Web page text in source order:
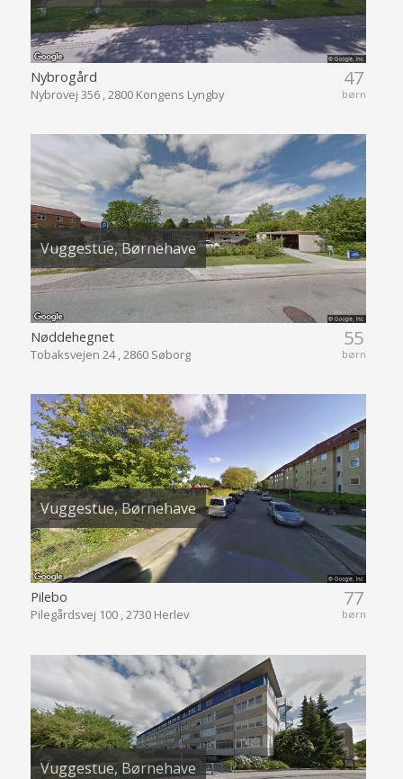
47
børn
Nybrogård
Nybrovej 356 , 2800 Kongens Lyngby
Vuggestue, Børnehave
55
børn
Nøddehegnet
Tobaksvejen 24 , 2860 Søborg
Vuggestue, Børnehave
77
børn
Pilebo
Pilegårdsvej 100 , 2730 Herlev
Vuggestue, Børnehave